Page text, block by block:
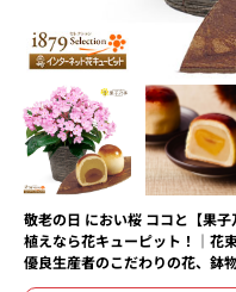
敬老の日 におい桜 ココと【果
植えなら花キューピット！｜花
優良生産者のこだわりの花、鉢